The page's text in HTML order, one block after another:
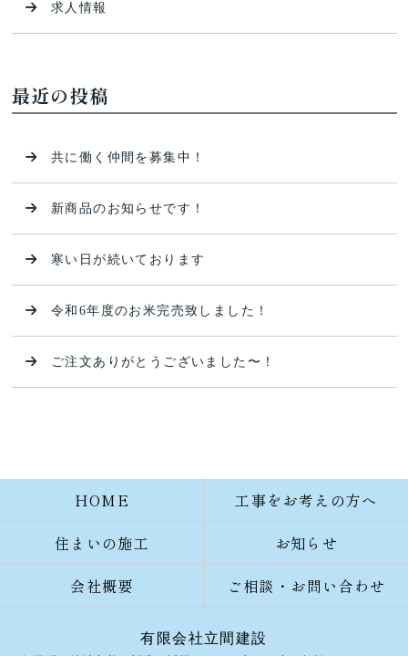
求人情報
最近の投稿
共に働く仲間を募集中！
新商品のお知らせです！
寒い日が続いております
令和6年度のお米完売致しました！
ご注文ありがとうございました〜！
HOME
工事をお考えの方へ
住まいの施工
お知らせ
会社概要
ご相談・お問い合わせ
有限会社立間建設